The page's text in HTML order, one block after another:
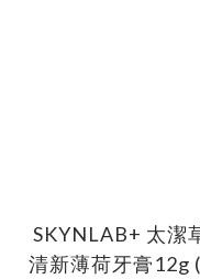
SKYNLAB+ 太潔
清新薄荷牙膏12g